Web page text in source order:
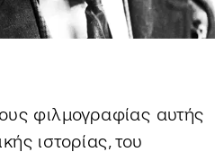
φιλμογραφίας αυτής
ιστορίας, του